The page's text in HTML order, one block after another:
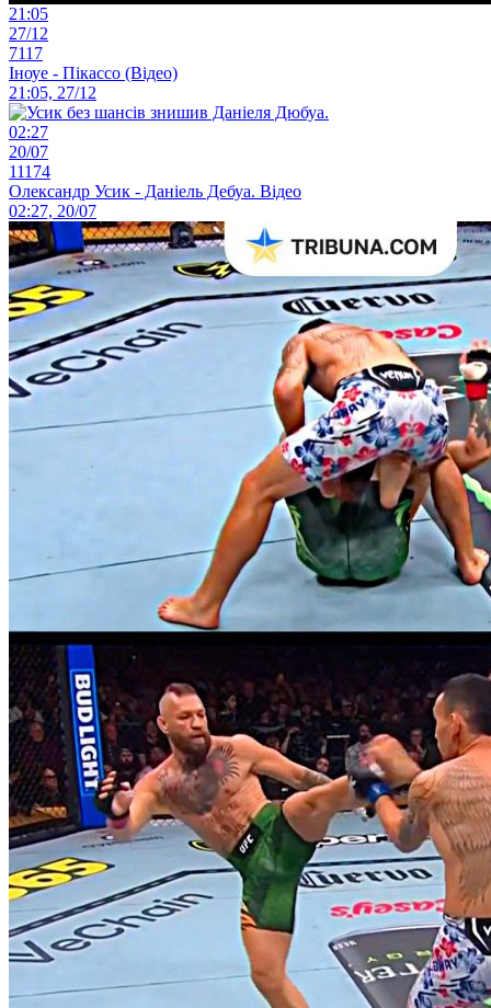
21:05
27/12
7117
Іноуе - Пікассо (Відео)
21:05, 27/12
02:27
20/07
11174
Олександр Усик - Даніель Дебуа. Відео
02:27, 20/07